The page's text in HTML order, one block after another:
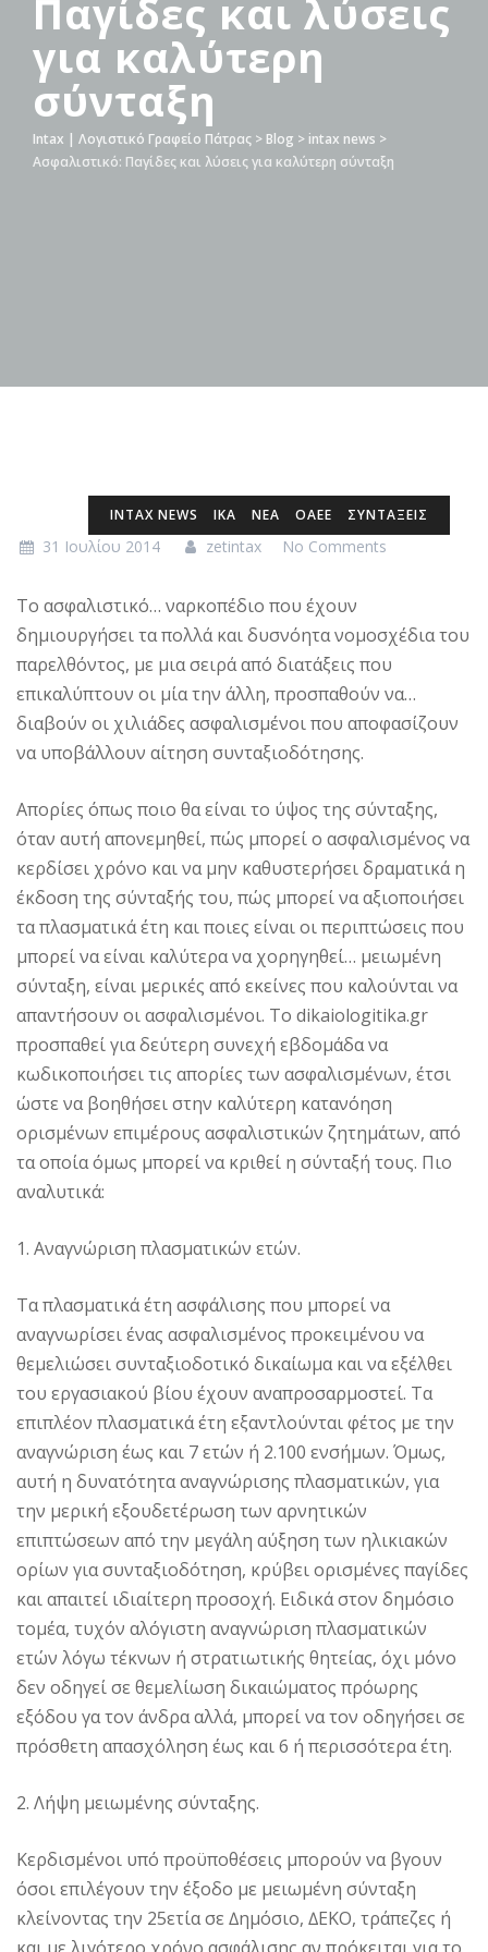
Παγίδες και λύσεις
για καλύτερη
σύνταξη
Intax | Λογιστικό Γραφείο Πάτρας > Blog > intax news >
Ασφαλιστικό: Παγίδες και λύσεις για καλύτερη σύνταξη
INTAX NEWS ΙΚΑ ΝΕΑ ΟΑΕΕ ΣΥΝΤΑΞΕΙΣ
31 Ιουλίου 2014 zetintax No Comments
Το ασφαλιστικό… ναρκοπέδιο που έχουν
δημιουργήσει τα πολλά και δυσνόητα νομοσχέδια του
παρελθόντος, με μια σειρά από διατάξεις που
επικαλύπτουν οι μία την άλλη, προσπαθούν να…
διαβούν οι χιλιάδες ασφαλισμένοι που αποφασίζουν
να υποβάλλουν αίτηση συνταξιοδότησης.
Απορίες όπως ποιο θα είναι το ύψος της σύνταξης,
όταν αυτή απονεμηθεί, πώς μπορεί ο ασφαλισμένος να
κερδίσει χρόνο και να μην καθυστερήσει δραματικά η
έκδοση της σύνταξής του, πώς μπορεί να αξιοποιήσει
τα πλασματικά έτη και ποιες είναι οι περιπτώσεις που
μπορεί να είναι καλύτερα να χορηγηθεί… μειωμένη
σύνταξη, είναι μερικές από εκείνες που καλούνται να
απαντήσουν οι ασφαλισμένοι. Το dikaiologitika.gr
προσπαθεί για δεύτερη συνεχή εβδομάδα να
κωδικοποιήσει τις απορίες των ασφαλισμένων, έτσι
ώστε να βοηθήσει στην καλύτερη κατανόηση
ορισμένων επιμέρους ασφαλιστικών ζητημάτων, από
τα οποία όμως μπορεί να κριθεί η σύνταξή τους. Πιο
αναλυτικά:
1. Αναγνώριση πλασματικών ετών.
Τα πλασματικά έτη ασφάλισης που μπορεί να
αναγνωρίσει ένας ασφαλισμένος προκειμένου να
θεμελιώσει συνταξιοδοτικό δικαίωμα και να εξέλθει
του εργασιακού βίου έχουν αναπροσαρμοστεί. Τα
επιπλέον πλασματικά έτη εξαντλούνται φέτος με την
αναγνώριση έως και 7 ετών ή 2.100 ενσήμων. Όμως,
αυτή η δυνατότητα αναγνώρισης πλασματικών, για
την μερική εξουδετέρωση των αρνητικών
επιπτώσεων από την μεγάλη αύξηση των ηλικιακών
ορίων για συνταξιοδότηση, κρύβει ορισμένες παγίδες
και απαιτεί ιδιαίτερη προσοχή. Ειδικά στον δημόσιο
τομέα, τυχόν αλόγιστη αναγνώριση πλασματικών
ετών λόγω τέκνων ή στρατιωτικής θητείας, όχι μόνο
δεν οδηγεί σε θεμελίωση δικαιώματος πρόωρης
εξόδου γα τον άνδρα αλλά, μπορεί να τον οδηγήσει σε
πρόσθετη απασχόληση έως και 6 ή περισσότερα έτη.
2. Λήψη μειωμένης σύνταξης.
Kερδισµένοι υπό προϋποθέσεις µπορούν να βγουν
όσοι επιλέγουν την έξοδο µε µειωµένη σύνταξη
κλείνοντας την 25ετία σε ∆ηµόσιο, ∆ΕΚΟ, τράπεζες ή